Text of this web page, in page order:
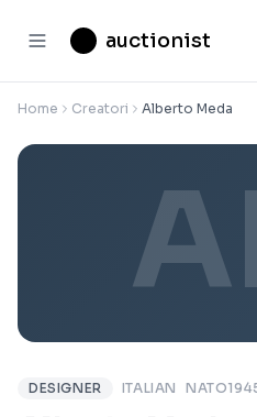
auctionist
Home Creatori Alberto Meda
DESIGNER ITALIAN